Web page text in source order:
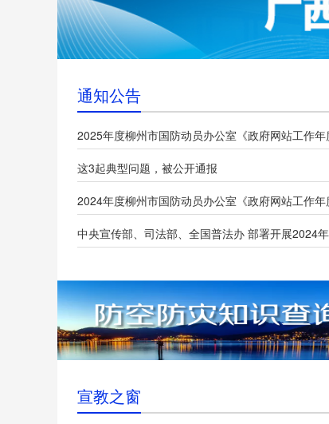
通知公告
2025年度柳州市国防动员办公室《政府网站工作年
这3起典型问题，被公开通报
2024年度柳州市国防动员办公室《政府网站工作年
宣教之窗